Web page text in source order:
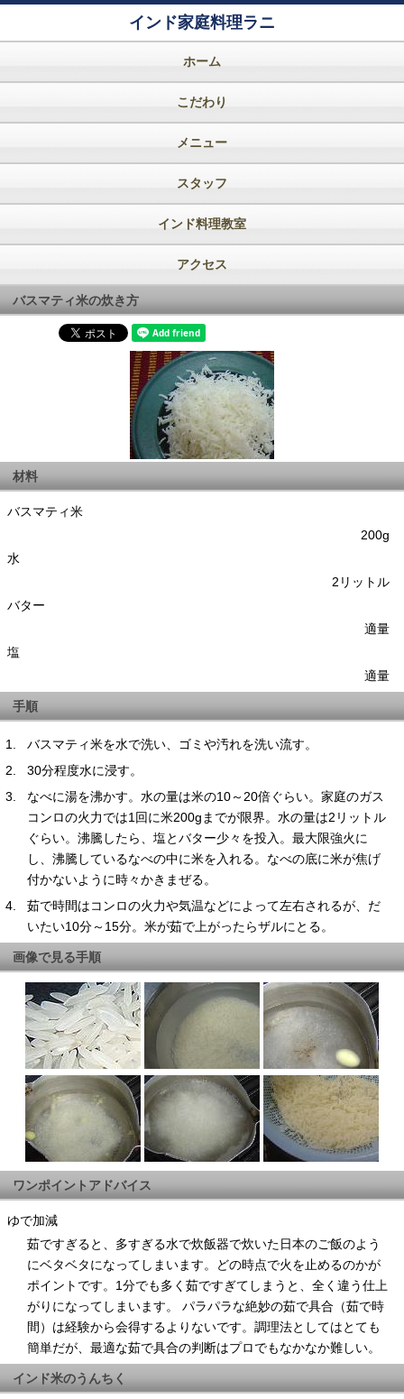
インド家庭料理ラニ
ホーム
こだわり
メニュー
スタッフ
インド料理教室
アクセス
バスマティ米の炊き方
材料
バスマティ米
200g
水
2リットル
バター
適量
塩
適量
手順
バスマティ米を水で洗い、ゴミや汚れを洗い流す。
30分程度水に浸す。
なべに湯を沸かす。水の量は米の10～20倍ぐらい。家庭のガス
コンロの火力では1回に米200gまでが限界。水の量は2リットル
ぐらい。沸騰したら、塩とバター少々を投入。最大限強火に
し、沸騰しているなべの中に米を入れる。なべの底に米が焦げ
付かないように時々かきまぜる。
茹で時間はコンロの火力や気温などによって左右されるが、だ
いたい10分～15分。米が茹で上がったらザルにとる。
画像で見る手順
ワンポイントアドバイス
ゆで加減
茹ですぎると、多すぎる水で炊飯器で炊いた日本のご飯のよう
にベタベタになってしまいます。どの時点で火を止めるのかが
ポイントです。1分でも多く茹ですぎてしまうと、全く違う仕上
がりになってしまいます。 パラパラな絶妙の茹で具合（茹で時
間）は経験から会得するよりないです。調理法としてはとても
簡単だが、最適な茹で具合の判断はプロでもなかなか難しい。
インド米のうんちく